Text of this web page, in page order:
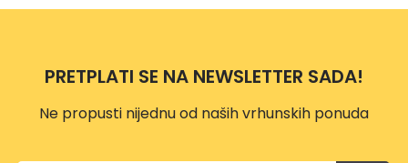
PRETPLATI SE NA NEWSLETTER SADA!
Ne propusti nijednu od naših vrhunskih ponuda